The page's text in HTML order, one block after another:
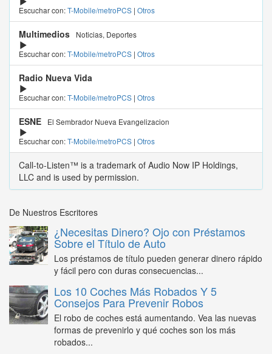
Escuchar con:T-Mobile/metroPCS | Otros
Multimedios
Noticias, Deportes
Escuchar con:T-Mobile/metroPCS | Otros
Radio Nueva Vida
Escuchar con:T-Mobile/metroPCS | Otros
ESNE
El Sembrador Nueva Evangelizacion
Escuchar con:T-Mobile/metroPCS | Otros
Call-to-Listen™ is a trademark of Audio Now IP Holdings,
LLC and is used by permission.
De Nuestros Escritores
¿Necesitas Dinero? Ojo con Préstamos
Sobre el Título de Auto
Los préstamos de título pueden generar dinero rápido
y fácil pero con duras consecuencias...
Los 10 Coches Más Robados Y 5
Consejos Para Prevenir Robos
El robo de coches está aumentando. Vea las nuevas
formas de prevenirlo y qué coches son los más
robados...